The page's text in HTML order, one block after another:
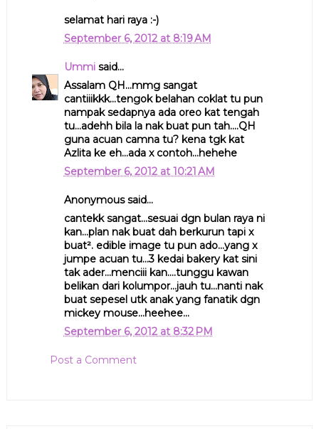
selamat hari raya :-)
September 6, 2012 at 8:19 AM
Ummisaid...
Assalam QH...mmg sangat
cantiiikkk...tengok belahan coklat tu pun
nampak sedapnya ada oreo kat tengah
tu...adehh bila la nak buat pun tah....QH
guna acuan camna tu? kena tgk kat
Azlita ke eh...ada x contoh...hehehe
September 6, 2012 at 10:21 AM
Anonymous said...
cantekk sangat...sesuai dgn bulan raya ni
kan...plan nak buat dah berkurun tapi x
buat². edible image tu pun ado...yang x
jumpe acuan tu...3 kedai bakery kat sini
tak ader...menciii kan....tunggu kawan
belikan dari kolumpor...jauh tu...nanti nak
buat sepesel utk anak yang fanatik dgn
mickey mouse...heehee...
September 6, 2012 at 8:32 PM
Post a Comment